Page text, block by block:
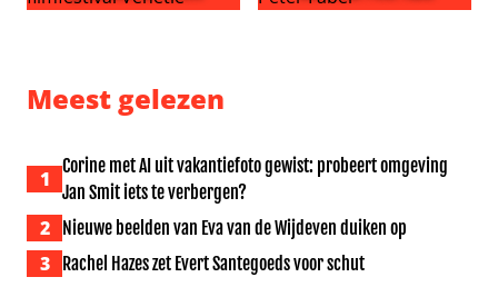
Meest gelezen
1
Corine met AI uit vakantiefoto gewist: probeert omgeving
Jan Smit iets te verbergen?
2 Nieuwe beelden van Eva van de Wijdeven duiken op
3 Rachel Hazes zet Evert Santegoeds voor schut